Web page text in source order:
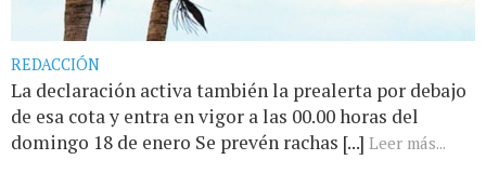
REDACCIÓN
La declaración activa también la prealerta por debajo
de esa cota y entra en vigor a las 00.00 horas del
domingo 18 de enero Se prevén rachas [...] Leer más...